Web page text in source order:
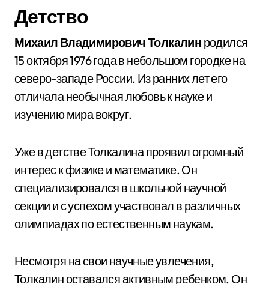
Детство
Михаил Владимирович Толкалин родился
15 октября 1976 года в небольшом городке на
северо-западе России. Из ранних лет его
отличала необычная любовь к науке и
изучению мира вокруг.
Уже в детстве Толкалина проявил огромный
интерес к физике и математике. Он
специализировался в школьной научной
секции и с успехом участвовал в различных
олимпиадах по естественным наукам.
Несмотря на свои научные увлечения,
Толкалин оставался активным ребенком. Он